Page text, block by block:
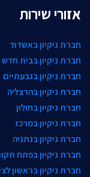
אזורי שירות
חברת ניקיון באשדוד
חברת ניקיון בבית חדש
חברת ניקיון בגבעתיים
חברת ניקיון בהרצליה
חברת ניקיון בחולון
חברת ניקיון במרכז
חברת ניקיון בנתניה
חברת ניקיון בפתח
חברת ניקיון בראשון